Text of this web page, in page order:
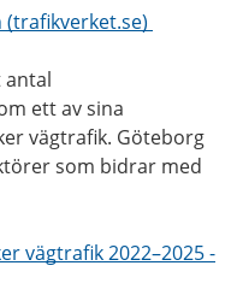
(trafikverket.se)
antal
ett av sina
vägtrafik. Göteborg
som bidrar med
vägtrafik 2022–2025 -